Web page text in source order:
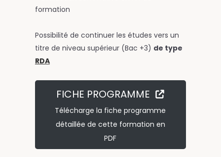
formation
Possibilité de continuer les études vers un
titre de niveau supérieur (Bac +3) de type
RDA
FICHE PROGRAMME
Télécharge la fiche programme
détaillée de cette formation en
PDF